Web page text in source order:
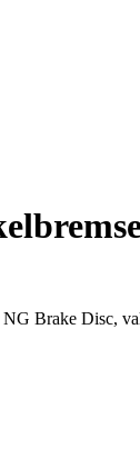
Brake Disc,